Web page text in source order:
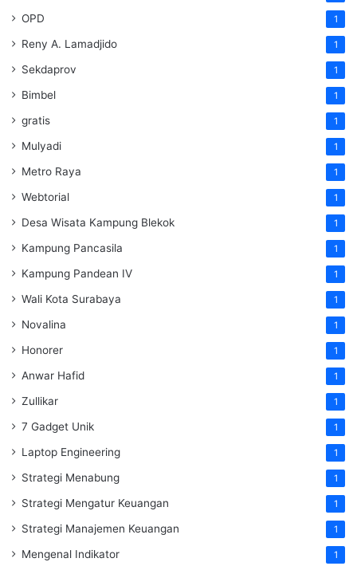
OPD 1
Reny A. Lamadjido 1
Sekdaprov 1
Bimbel 1
gratis 1
Mulyadi 1
Metro Raya 1
Webtorial 1
Desa Wisata Kampung Blekok 1
Kampung Pancasila 1
Kampung Pandean IV 1
Wali Kota Surabaya 1
Novalina 1
Honorer 1
Anwar Hafid 1
Zullikar 1
7 Gadget Unik 1
Laptop Engineering 1
Strategi Menabung 1
Strategi Mengatur Keuangan 1
Strategi Manajemen Keuangan 1
Mengenal Indikator 1